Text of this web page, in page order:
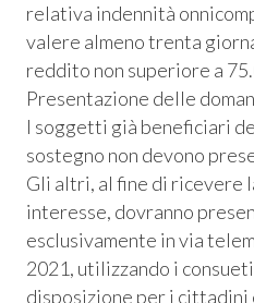
relativa indennità
valere almeno trenta
reddito non superiore a
Presentazione delle
I soggetti già beneficiari
sostegno non devono
Gli altri, al fine di ricevere
interesse, dovranno
esclusivamente in via
2021, utilizzando i
disposizione per i cittadini